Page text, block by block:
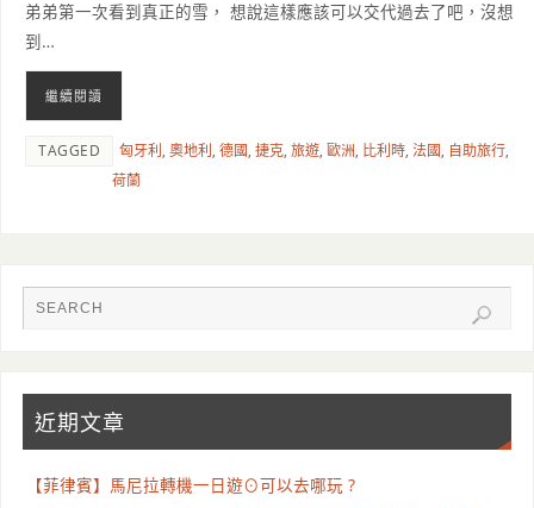
弟弟第一次看到真正的雪， 想說這樣應該可以交代過去了吧，沒想
到…
繼續閱讀
TAGGED 匈牙利,奧地利,德國,捷克,旅遊,歐洲, 比利時,法國, 自助旅行,
荷蘭
近期文章
【菲律賓】馬尼拉轉機一日遊⊙可以去哪玩 ?